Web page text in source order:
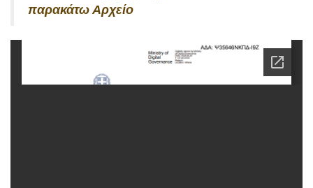
παρακάτω Αρχείο